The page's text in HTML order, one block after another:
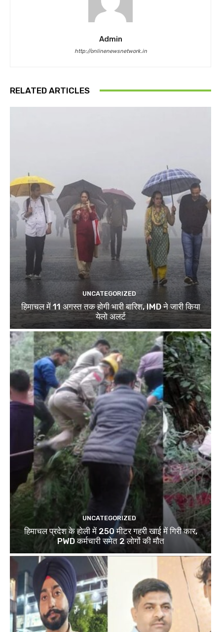
Admin
http://onlinenewsnetwork.in
RELATED ARTICLES
UNCATEGORIZED
हिमाचल में 11 अगस्त तक होगी भारी बारिश, IMD ने जारी किया
येलो अलर्ट
UNCATEGORIZED
हिमाचल प्रदेश के होली में 250 मीटर गहरी खाई में गिरी कार,
PWD कर्मचारी समेत 2 लोगों की मौत